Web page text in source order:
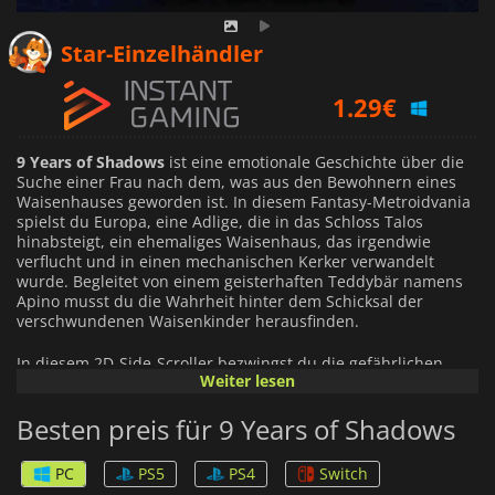
Star-Einzelhändler
1.29€
1.36€
9 Years of Shadows ist eine emotionale Geschichte über die
Suche einer Frau nach dem, was aus den Bewohnern eines
Waisenhauses geworden ist. In diesem Fantasy-Metroidvania
spielst du Europa, eine Adlige, die in das Schloss Talos
hinabsteigt, ein ehemaliges Waisenhaus, das irgendwie
verflucht und in einen mechanischen Kerker verwandelt
wurde. Begleitet von einem geisterhaften Teddybär namens
Apino musst du die Wahrheit hinter dem Schicksal der
verschwundenen Waisenkinder herausfinden.
In diesem 2D-Side-Scroller bezwingst du die gefährlichen
Hallen von Talos, kämpfst gegen mechanische Monstrositäten
rätselhafte Gemälde verstreut, die als Tore zu anderen
Welten dienen. Zusammen mit Dutzenden von Ostereiern, die
du finden kannst, werden sie dich bei der Erkundung der
gesamten Burg Talos beschäftigen.
Weiter lesen
Besten preis für 9 Years of Shadows
PC PS5 PS4
Switch